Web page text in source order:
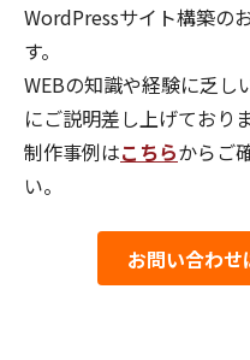
WordPressサイト構築の
す。
WEBの知識や経験に乏し
にご説明差し上げておりま
制作事例はこちらからご
い。
お問い合わせ